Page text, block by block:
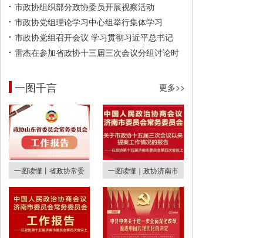
市政协组织部分政协委员开展视察活动
市政协党组理论学习中心组举行集体学习
市政协党组召开会议 学习贯彻习近平总书记
雷杰在参加省政协十三届三次会议分组讨论时
一图千言 更多>>
一图读懂丨省政协常委 一图读懂｜政协济南市